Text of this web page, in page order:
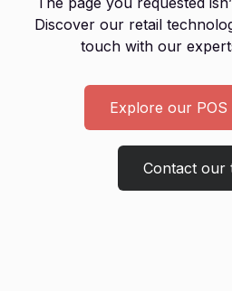
Discover our retail
touch with our
Explore our POS
Contact our